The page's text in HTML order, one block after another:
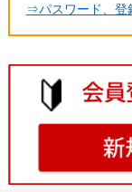
⇒パスワード、登